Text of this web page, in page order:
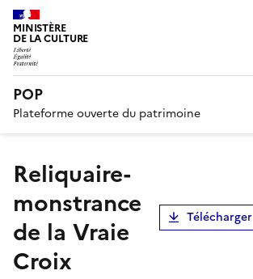
MINISTÈRE
DE LA CULTURE
POP
Plateforme ouverte du patrimoine
reliquaire-
monstrance
de la Vraie
Croix
Télécharger